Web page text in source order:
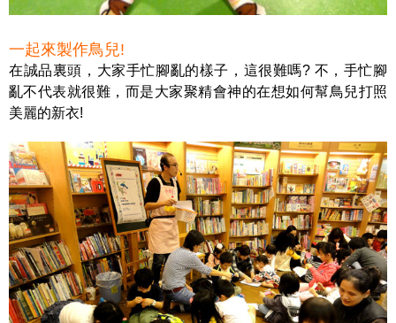
一起來製作鳥兒!
在誠品裏頭，大家手忙腳亂的樣子，這很難嗎? 不，手忙腳
亂不代表就很難，而是大家聚精會神的在想如何幫鳥兒打照
美麗的新衣!